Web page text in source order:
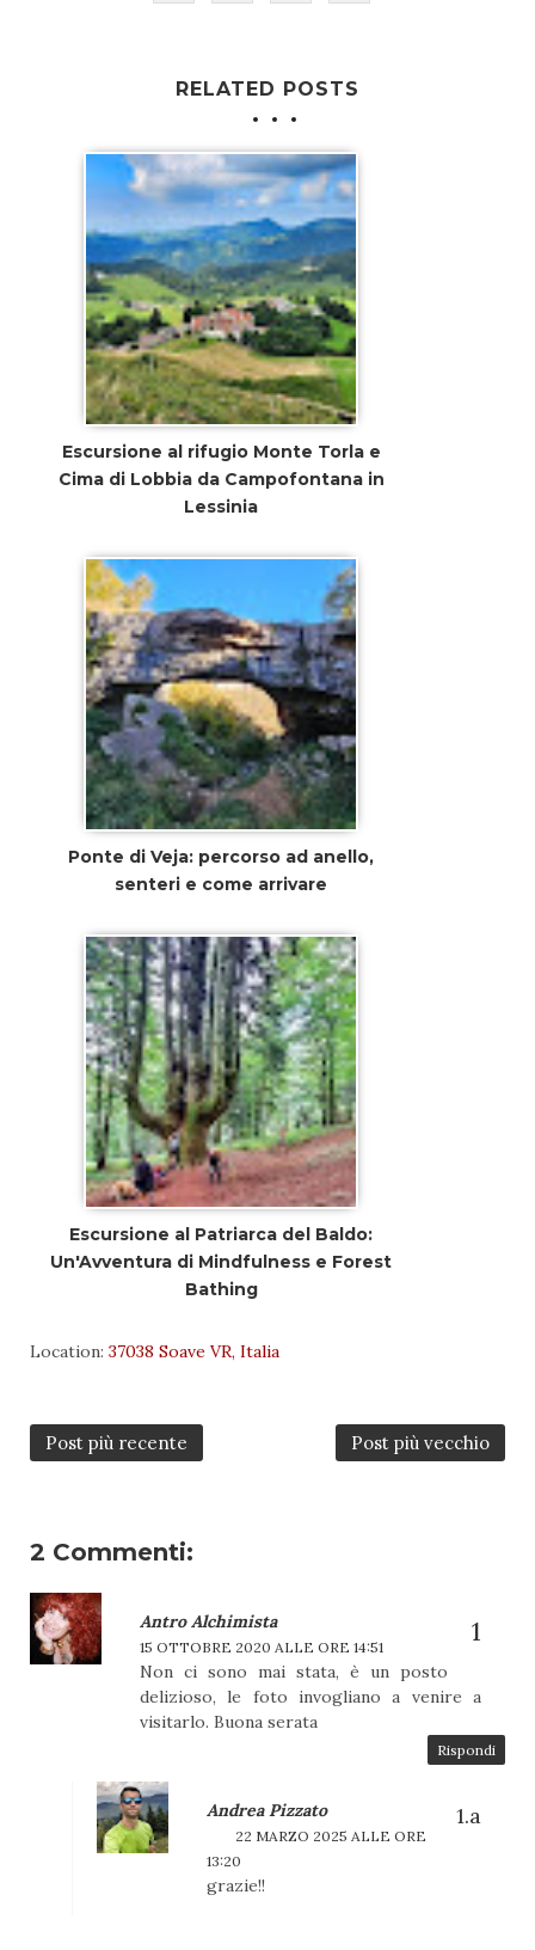
RELATED POSTS
Escursione al rifugio Monte Torla e
Cima di Lobbia da Campofontana in
Lessinia
Ponte di Veja: percorso ad anello,
senteri e come arrivare
Escursione al Patriarca del Baldo:
Un'Avventura di Mindfulness e Forest
Bathing
Location: 37038 Soave VR, Italia
Post più recente Post più vecchio
2 Commenti:
Antro Alchimista
15 OTTOBRE 2020 ALLE ORE 14:51
Non ci sono mai stata, è un posto
delizioso, le foto invogliano a venire a
visitarlo. Buona serata
Rispondi
Andrea Pizzato
22 MARZO 2025 ALLE ORE
13:20
grazie!!